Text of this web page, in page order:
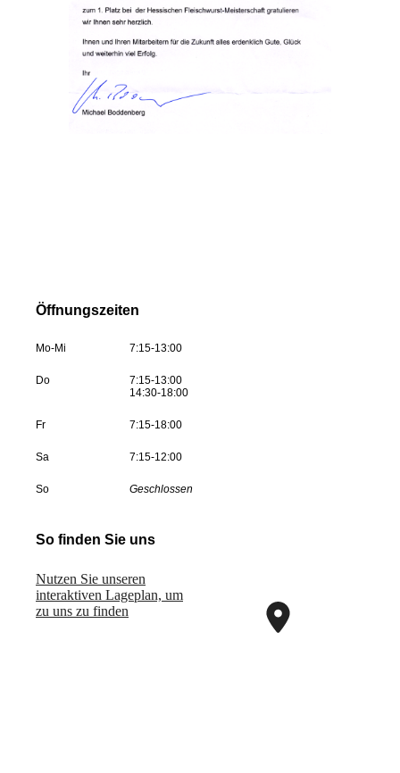
Öffnungszeiten
Mo-Mi 7:15-13:00
Do
7:15-13:00
14:30-18:00
Fr 7:15-18:00
Sa 7:15-12:00
So Geschlossen
So finden Sie uns
Nutzen Sie unseren
interaktiven La­ge­plan, um
zu uns zu finden